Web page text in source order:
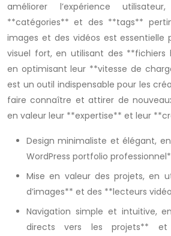
améliorer l’expérience
**catégories** et des **tags**
images et des vidéos est essentielle
visuel fort, en utilisant des **fichiers
en optimisant leur **vitesse de
est un outil indispensable pour les
faire connaître et attirer de
en valeur leur **expertise** et leur
Design minimaliste et élégant,
WordPress portfolio
Mise en valeur des projets, en
d’images** et des **lecteurs
Navigation simple et intuitive,
directs vers les projets**